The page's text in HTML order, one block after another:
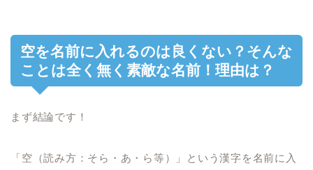
空を名前に入れるのは良くない？そんな
ことは全く無く素敵な名前！理由は？
まず結論です！
「空（読み方：そら・あ・ら等）」という漢字を名前に入